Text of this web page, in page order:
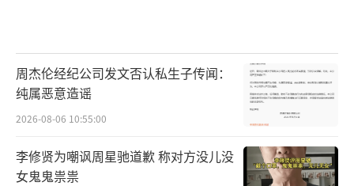
周杰伦经纪公司发文否认私生子传闻：
纯属恶意造谣
2026-08-06 10:55:00
李修贤为嘲讽周星驰道歉 称对方没儿没
女鬼鬼祟祟